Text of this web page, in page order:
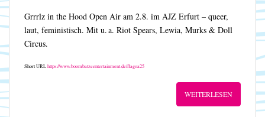
Grrrlz in the Hood Open Air am 2.8. im AJZ Erfurt – queer,
laut, feministisch. Mit u. a. Riot Spears, Lewia, Murks & Doll
Circus.
Short URLhttps://www.boombatzeentertainment.de/flagoa25
WEITERLESEN